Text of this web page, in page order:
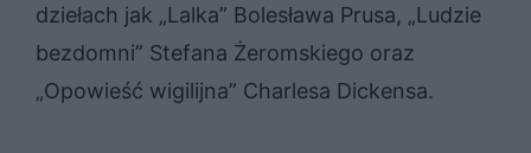
dziełach jak „Lalka” Bolesława Prusa, „Ludzie
bezdomni” Stefana Żeromskiego oraz
„Opowieść wigilijna” Charlesa Dickensa.